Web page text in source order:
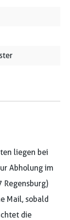
liegen bei
Abholung im
Mail, sobald
die